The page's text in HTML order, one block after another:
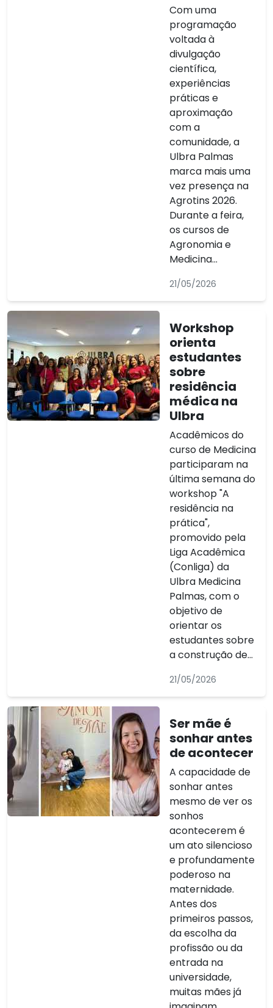
Com uma
programação
voltada à
divulgação
científica,
experiências
práticas e
aproximação
com a
comunidade, a
Ulbra Palmas
marca mais uma
vez presença na
Agrotins 2026.
Durante a feira,
os cursos de
Agronomia e
Medicina...
21/05/2026
Workshop
orienta
estudantes
sobre
residência
médica na
Ulbra
Acadêmicos do
curso de Medicina
participaram na
última semana do
workshop "A
residência na
prática",
promovido pela
Liga Acadêmica
(Conliga) da
Ulbra Medicina
Palmas, com o
objetivo de
orientar os
estudantes sobre
a construção de...
21/05/2026
Ser mãe é
sonhar antes
de acontecer
A capacidade de
sonhar antes
mesmo de ver os
sonhos
acontecerem é
um ato silencioso
e profundamente
poderoso na
maternidade.
Antes dos
primeiros passos,
da escolha da
profissão ou da
entrada na
universidade,
muitas mães já